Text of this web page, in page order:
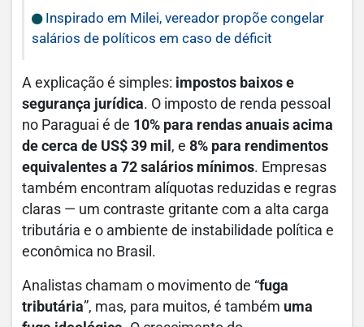
Inspirado em Milei, vereador propõe congelar
salários de políticos em caso de déficit
A explicação é simples: impostos baixos e
segurança jurídica. O imposto de renda pessoal
no Paraguai é de 10% para rendas anuais acima
de cerca de US$ 39 mil , e 8% para rendimentos
equivalentes a 72 salários mínimos. Empresas
também encontram alíquotas reduzidas e regras
claras — um contraste gritante com a alta carga
tributária e o ambiente de instabilidade política e
econômica no Brasil.
Analistas chamam o movimento de “fuga
tributária”, mas, para muitos, é também uma